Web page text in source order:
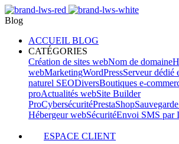
Blog
ACCUEIL BLOG
CATÉGORIES
Création de sites webNom de domaine
webMarketingWordPressServeur dédié
naturel SEODiversBoutiques e-
proActualités webSite Builder
ProCybersécuritéPrestaShop
Hébergeur webSécuritéEnvoi SMS par
ESPACE CLIENT